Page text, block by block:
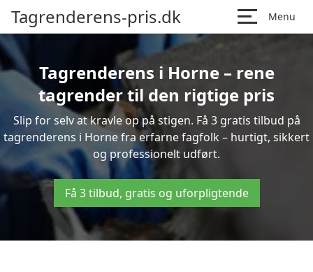
Tagrenderens-pris.dk Menu
Tagrenderens i Horne – rene
tagrender til den rigtige pris
Slip for selv at kravle op på stigen. Få 3 gratis tilbud på
tagrenderens i Horne fra erfarne fagfolk – hurtigt, sikkert
og professionelt udført.
Få 3 tilbud, gratis og uforpligtende